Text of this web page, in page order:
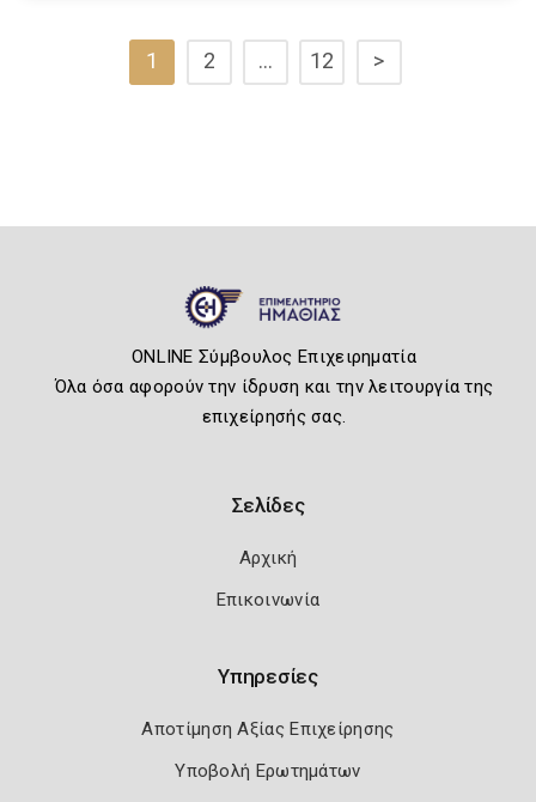
1 2 … 12 >
ONLINE Σύμβουλος Επιχειρηματία
Όλα όσα αφορούν την ίδρυση και την λειτουργία της
επιχείρησής σας.
Σελίδες
Αρχική
Επικοινωνία
Υπηρεσίες
Αποτίμηση Αξίας Επιχείρησης
Υποβολή Ερωτημάτων